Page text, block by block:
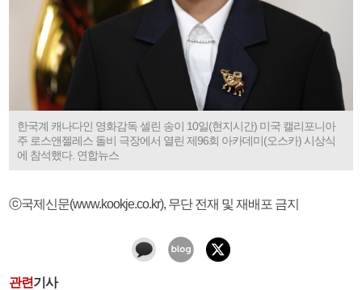
한국계 캐나다인 영화감독 셀린 송이 10일(현지시간) 미국 캘리포니아
주 로스앤젤레스 돌비 극장에서 열린 제96회 아카데미(오스카) 시상식
에 참석했다. 연합뉴스
ⓒ국제신문(www.kookje.co.kr), 무단 전재 및 재배포 금지
관련기사